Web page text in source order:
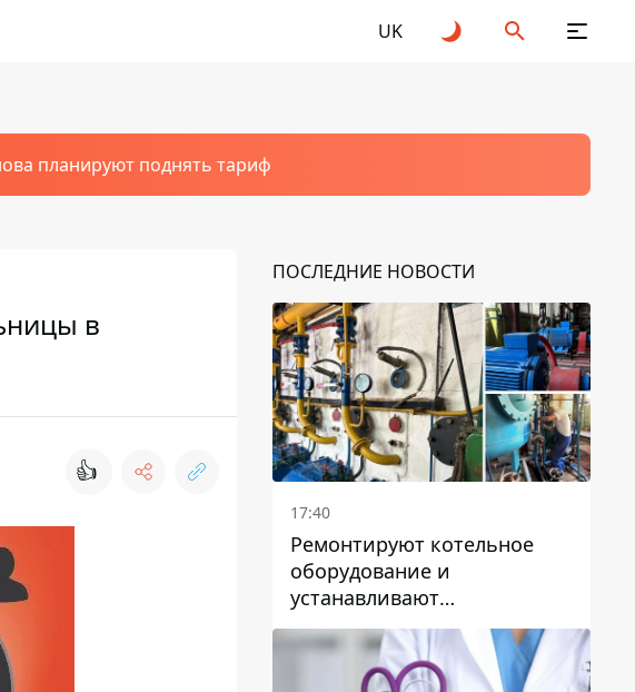
UK
планируют поднять тариф
в
👍
ПОСЛЕДНИЕ НОВОСТИ
17:40
Ремонтируют котельное
оборудование и
устанавливают
генераторные установки:
как в Днепре готовятся к
отопительному сезону